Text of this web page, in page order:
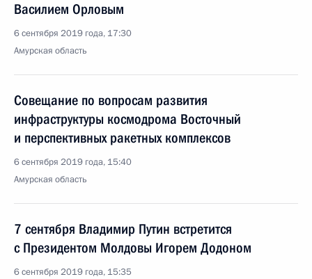
Василием Орловым
6 сентября 2019 года, 17:30
Амурская область
Совещание по вопросам развития
инфраструктуры космодрома Восточный
и перспективных ракетных комплексов
6 сентября 2019 года, 15:40
Амурская область
7 сентября Владимир Путин встретится
с Президентом Молдовы Игорем Додоном
6 сентября 2019 года, 15:35